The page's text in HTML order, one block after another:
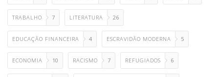
TRABALHO 7 LITERATURA 26
EDUCAÇÃO FINANCEIRA 4 ESCRAVIDÃO MODERNA 5
ECONOMIA 10 RACISMO 7 REFUGIADOS 6